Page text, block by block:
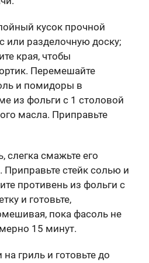
кусок прочной
или разделочную доску;
края, чтобы
Перемешайте
и помидоры в
из фольги с 1 столовой
масла. Приправьте
слегка смажьте его
стейк солью и
противень из фольги с
и готовьте,
пока фасоль не
15 минут.
гриль и готовьте до